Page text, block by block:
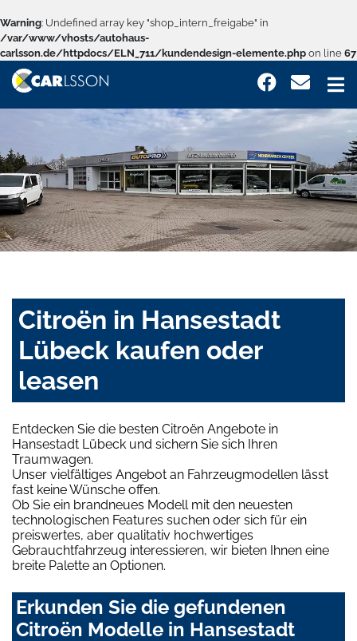
Warning: Undefined array key "shop_intern_freigabe" in
/var/www/vhosts/autohaus-
carlsson.de/httpdocs/ELN_711/kundendesign-elemente.php on line 67
Citroën in Hansestadt
Lübeck kaufen oder
leasen
Entdecken Sie die besten Citroën Angebote in
Hansestadt Lübeck und sichern Sie sich Ihren
Traumwagen.
Unser vielfältiges Angebot an Fahrzeugmodellen lässt
fast keine Wünsche offen.
Ob Sie ein brandneues Modell mit den neuesten
technologischen Features suchen oder sich für ein
preiswertes, aber qualitativ hochwertiges
Gebrauchtfahrzeug interessieren, wir bieten Ihnen eine
breite Palette an Optionen.
Erkunden Sie die gefundenen
Citroën Modelle in Hansestadt